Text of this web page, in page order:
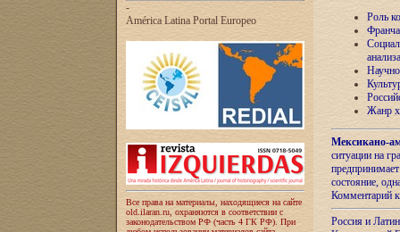
-
América Latina Portal Europeo
Все права на материалы, находящиеся на сайте
old.ilaran.ru, охраняются в соответствии с
законодательством РФ (часть 4 ГК РФ). При
Роль
анализа
Жанр
Мексикано-
ситуации на
состояние,
Комментарий
Россия и